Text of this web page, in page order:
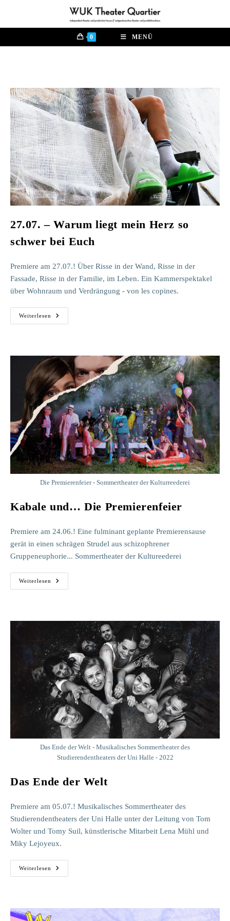
springen
0 MENÜ
27.07. – Warum liegt mein Herz so
schwer bei Euch
Premiere am 27.07.! Über Risse in der Wand, Risse in der
Fassade, Risse in der Familie, im Leben. Ein Kammerspektakel
über Wohnraum und Verdrängung - von les copines.
Weiterlesen
27.07.
–
So
Schwer
Bei
Euch
Die Premierenfeier - Sommertheater der Kulturreederei
Kabale und… Die Premierenfeier
Premiere am 24.06.! Eine fulminant geplante Premierensause
gerät in einen schrägen Strudel aus schizophrener
Gruppeneuphorie... Sommertheater der Kultureederei
Weiterlesen
Kabale
Und…
Das Ende der Welt - Musikalisches Sommertheater des
Studierendentheaters der Uni Halle - 2022
Das Ende der Welt
Premiere am 05.07.! Musikalisches Sommertheater des
Studierendentheaters der Uni Halle unter der Leitung von Tom
Wolter und Tomy Suil, künstlerische Mitarbeit Lena Mühl und
Miky Lejoyeux.
Weiterlesen
Das
Ende